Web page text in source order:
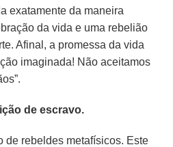
exatamente da maneira
da vida e uma rebelião
Afinal, a promessa da vida
imaginada! Não aceitamos
de escravo.
de rebeldes metafísicos. Este